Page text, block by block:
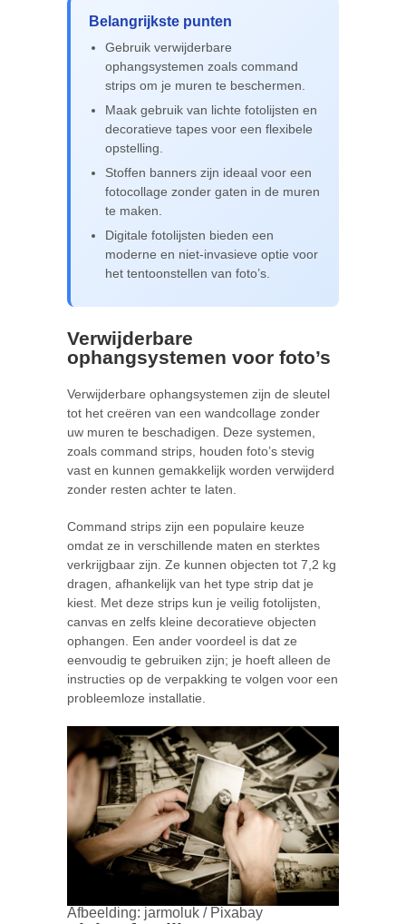
Belangrijkste punten
Gebruik verwijderbare
ophangsystemen zoals command
strips om je muren te beschermen.
Maak gebruik van lichte fotolijsten en
decoratieve tapes voor een flexibele
opstelling.
Stoffen banners zijn ideaal voor een
fotocollage zonder gaten in de muren
te maken.
Digitale fotolijsten bieden een
moderne en niet-invasieve optie voor
het tentoonstellen van foto’s.
Verwijderbare
ophangsystemen voor foto’s
Verwijderbare ophangsystemen zijn de sleutel
tot het creëren van een wandcollage zonder
uw muren te beschadigen. Deze systemen,
zoals command strips, houden foto’s stevig
vast en kunnen gemakkelijk worden verwijderd
zonder resten achter te laten.
Command strips zijn een populaire keuze
omdat ze in verschillende maten en sterktes
verkrijgbaar zijn. Ze kunnen objecten tot 7,2 kg
dragen, afhankelijk van het type strip dat je
kiest. Met deze strips kun je veilig fotolijsten,
canvas en zelfs kleine decoratieve objecten
ophangen. Een ander voordeel is dat ze
eenvoudig te gebruiken zijn; je hoeft alleen de
instructies op de verpakking te volgen voor een
probleemloze installatie.
Afbeelding: jarmoluk / Pixabay